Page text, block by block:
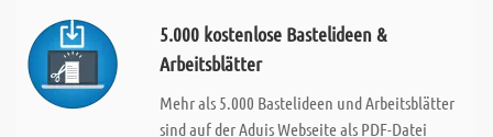
5.000 kostenlose Bastelideen &
Arbeitsblätter
Mehr als 5.000 Bastelideen und Arbeitsblätter
sind auf der Aduis Webseite als PDF-Datei